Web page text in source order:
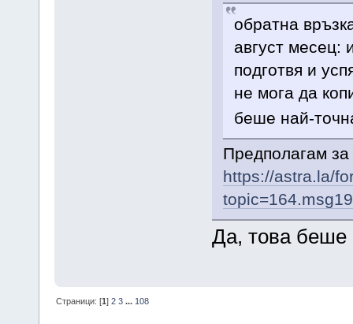
oбратна
август месец:
подготвя и
не мога да
беше най-
Предполагам за
https://astra.la/
Да, това беше
Страници: [1]2 3 ... 108